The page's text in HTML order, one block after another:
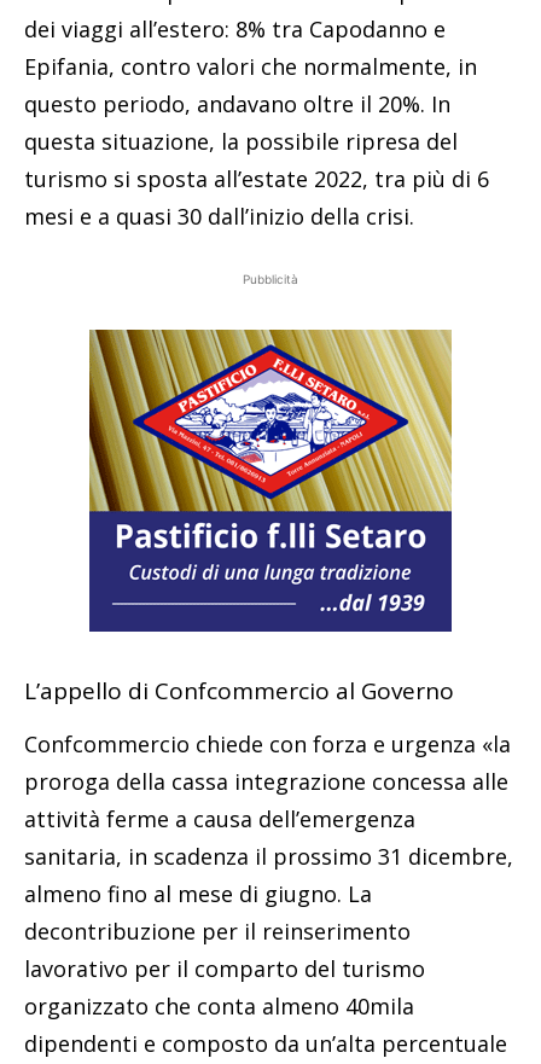
dei viaggi all’estero: 8% tra Capodanno e
Epifania, contro valori che normalmente, in
questo periodo, andavano oltre il 20%. In
questa situazione, la possibile ripresa del
turismo si sposta all’estate 2022, tra più di 6
mesi e a quasi 30 dall’inizio della crisi.
Pubblicità
L’appello di Confcommercio al Governo
Confcommercio chiede con forza e urgenza «la
proroga della cassa integrazione concessa alle
attività ferme a causa dell’emergenza
sanitaria, in scadenza il prossimo 31 dicembre,
almeno fino al mese di giugno. La
decontribuzione per il reinserimento
lavorativo per il comparto del turismo
organizzato che conta almeno 40mila
dipendenti e composto da un’alta percentuale